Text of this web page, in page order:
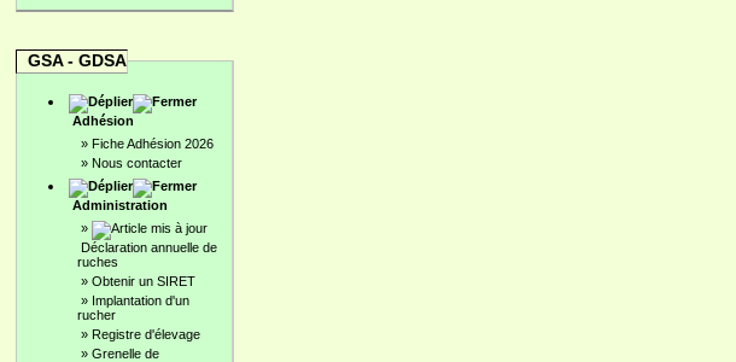
GSA - GDSA
Adhésion
» Fiche Adhésion 2026
» Nous contacter
Administration
»
Déclaration annuelle de
ruches
» Obtenir un SIRET
» Implantation d'un
rucher
» Registre d'élevage
» Grenelle de